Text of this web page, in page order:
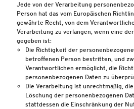
Jede von der Verarbeitung
Person hat das vom Europäischen
gewährte Recht, von dem
Verarbeitung zu verlangen, wenn eine
gegeben ist:
Die Richtigkeit der
betroffenen Person bestritten, und
Verantwortlichen ermöglicht, die
personenbezogenen Daten zu
Die Verarbeitung ist unrechtmäßig,
Löschung der personenbezogenen
stattdessen die Einschränkung der